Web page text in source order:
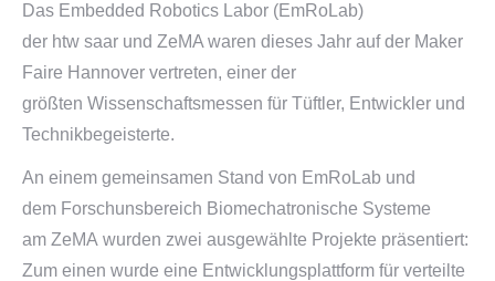
Das Embedded Robotics Labor (EmRoLab)
der htw saar und ZeMA waren dieses Jahr auf der Maker
Faire Hannover vertreten, einer der
größten Wissenschaftsmessen für Tüftler, Entwickler und
Technikbegeisterte.
An einem gemeinsamen Stand von EmRoLab und
dem Forschunsbereich Biomechatronische Systeme
am ZeMA wurden zwei ausgewählte Projekte präsentiert:
Zum einen wurde eine Entwicklungsplattform für verteilte